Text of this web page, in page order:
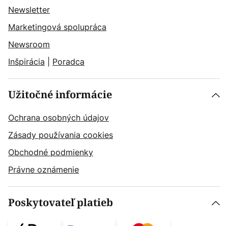
Newsletter
Marketingová spolupráca
Newsroom
Inšpirácia
Poradca
Užitočné informácie
Ochrana osobných údajov
Zásady používania cookies
Obchodné podmienky
Právne oznámenie
Poskytovateľ platieb